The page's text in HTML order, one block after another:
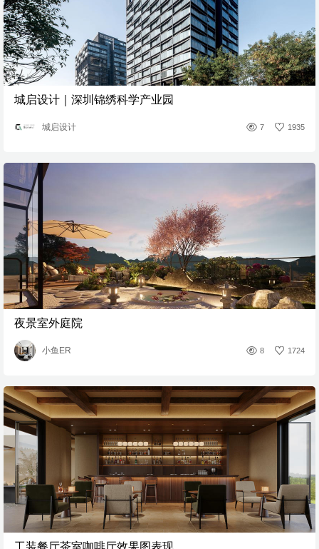
城启设计｜深圳锦绣科学产业园
城启设计 7 1935
夜景室外庭院
小鱼ER 8 1724
工装餐厅茶室咖啡厅效果图表现